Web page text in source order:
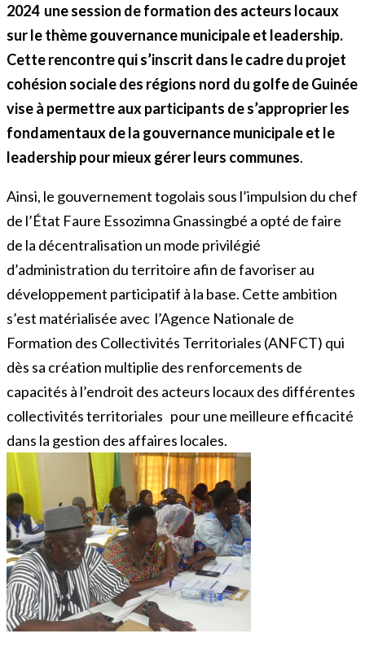
2024 une session de formation des acteurs locaux
sur le thème gouvernance municipale et leadership.
Cette rencontre qui s’inscrit dans le cadre du projet
cohésion sociale des régions nord du golfe de Guinée
vise à permettre aux participants de s’approprier les
fondamentaux de la gouvernance municipale et le
leadership pour mieux gérer leurs communes.
Ainsi, le gouvernement togolais sous l’impulsion du chef
de l’État Faure Essozimna Gnassingbé a opté de faire
de la décentralisation un mode privilégié
d’administration du territoire afin de favoriser au
développement participatif à la base. Cette ambition
s’est matérialisée avec l’Agence Nationale de
Formation des Collectivités Territoriales (ANFCT) qui
dès sa création multiplie des renforcements de
capacités à l’endroit des acteurs locaux des différentes
collectivités territoriales pour une meilleure efficacité
dans la gestion des affaires locales.